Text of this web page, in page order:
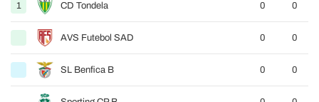
1 CD Tondela 0 0
AVS Futebol SAD 0 0
SL Benfica B 0 0